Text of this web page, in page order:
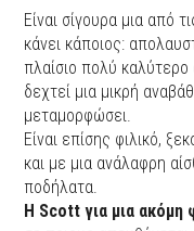
Είναι σίγουρα μια από
κάνει κάποιος:
πλαίσιο πολύ καλύτερο
δεχτεί μια μικρή
μεταμορφώσει.
Είναι επίσης φιλικό,
και με μια ανάλαφρη
ποδήλατα.
Η Scott για μια ακόμη